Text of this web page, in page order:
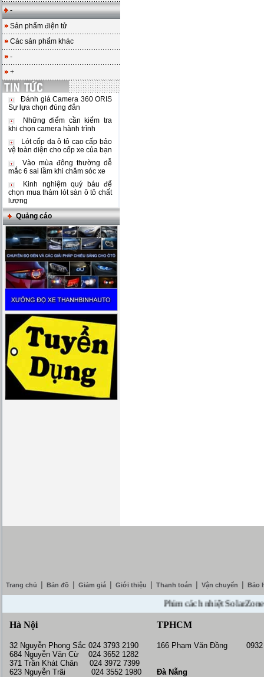
-
Sản phẩm điện tử
Các sản phẩm khác
-
+
Đánh giá Camera 360 ORIS
Sự lựa chọn đúng đắn
Những điểm cần kiểm tra
khi chọn camera hành trình
Lót cốp da ô tô cao cấp bảo
vệ toàn diện cho cốp xe của bạn
Vào mùa đông thường dễ
mắc 6 sai lầm khi chăm sóc xe
Kinh nghiệm quý báu để
chọn mua thảm lót sàn ô tô chất
lượng
Quảng cáo
Trang chủ Bản đồ Giảm giá Giới thiệu Thanh toán Vận chuyển Bảo
Phim cách nhiệt SolarZone
Hà Nội
32 Nguyễn Phong Sắc 024 3793 2190
684 Nguyễn Văn Cừ 024 3652 1282
371 Trần Khát Chân 024 3972 7399
623 Nguyễn Trãi 024 3552 1980
TPHCM
166 Phạm Văn Đồng 0932
Đà Nẵng